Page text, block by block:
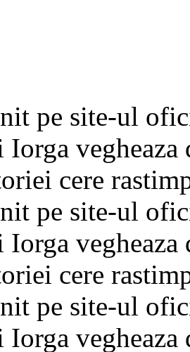
pe site-ul
Iorga
cere
pe site-ul
Iorga
cere
pe site-ul
Iorga